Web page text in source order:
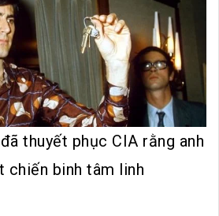
thuyết phục CIA rằng anh
chiến binh tâm linh